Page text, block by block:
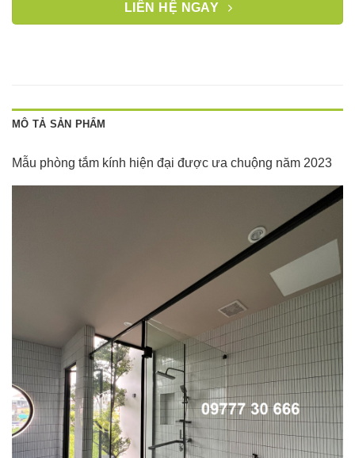
LIÊN HỆ NGAY
MÔ TẢ SẢN PHẨM
Mẫu phòng tắm kính hiện đại được ưa chuộng năm 2023